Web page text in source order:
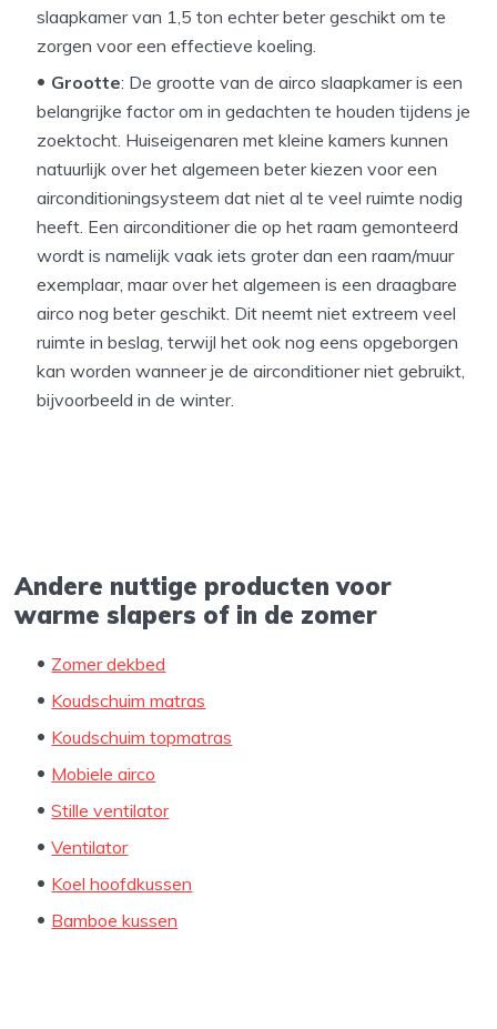
slaapkamer van 1,5 ton echter beter geschikt om te
zorgen voor een effectieve koeling.
Grootte: De grootte van de airco slaapkamer is een
belangrijke factor om in gedachten te houden tijdens je
zoektocht. Huiseigenaren met kleine kamers kunnen
natuurlijk over het algemeen beter kiezen voor een
airconditioningsysteem dat niet al te veel ruimte nodig
heeft. Een airconditioner die op het raam gemonteerd
wordt is namelijk vaak iets groter dan een raam/muur
exemplaar, maar over het algemeen is een draagbare
airco nog beter geschikt. Dit neemt niet extreem veel
ruimte in beslag, terwijl het ook nog eens opgeborgen
kan worden wanneer je de airconditioner niet gebruikt,
bijvoorbeeld in de winter.
Andere nuttige producten voor
warme slapers of in de zomer
Zomer dekbed
Koudschuim matras
Koudschuim topmatras
Mobiele airco
Stille ventilator
Ventilator
Koel hoofdkussen
Bamboe kussen